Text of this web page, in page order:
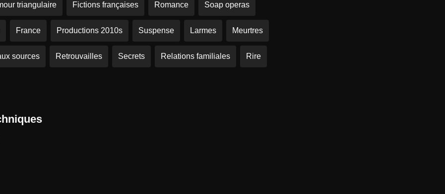
triangulaire Fictions françaises Romance Soap operas
France Productions 2010s Suspense Larmes Meurtres
sources Retrouvailles Secrets Relations familiales Rire